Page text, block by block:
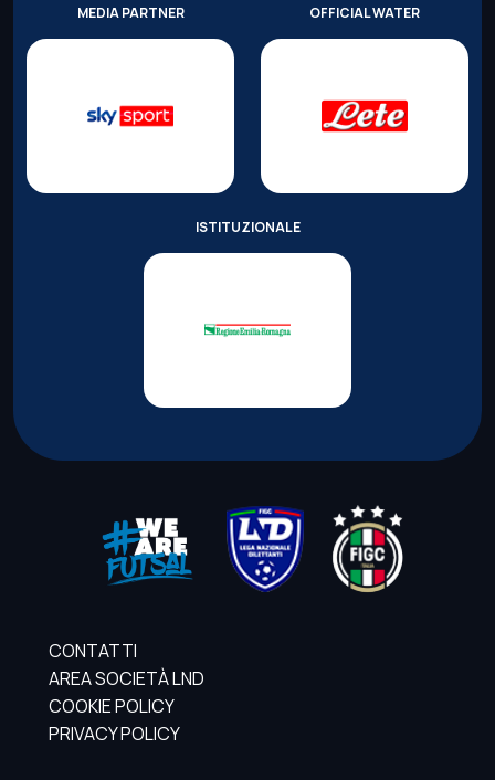
MEDIA PARTNER OFFICIAL WATER
ISTITUZIONALE
CONTATTI
AREA SOCIETÀ LND
COOKIE POLICY
PRIVACY POLICY